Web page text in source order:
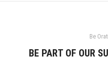
Be
BE PART OF OUR